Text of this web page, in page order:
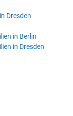
Dresden
in Berlin
in Dresden